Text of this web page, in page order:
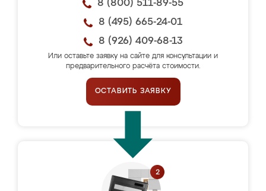
8 (800) 511-89-55
8 (495) 665-24-01
8 (926) 409-68-13
Или оставьте заявку на сайте для консультации и
предварительного расчёта стоимости.
ОСТАВИТЬ ЗАЯВКУ